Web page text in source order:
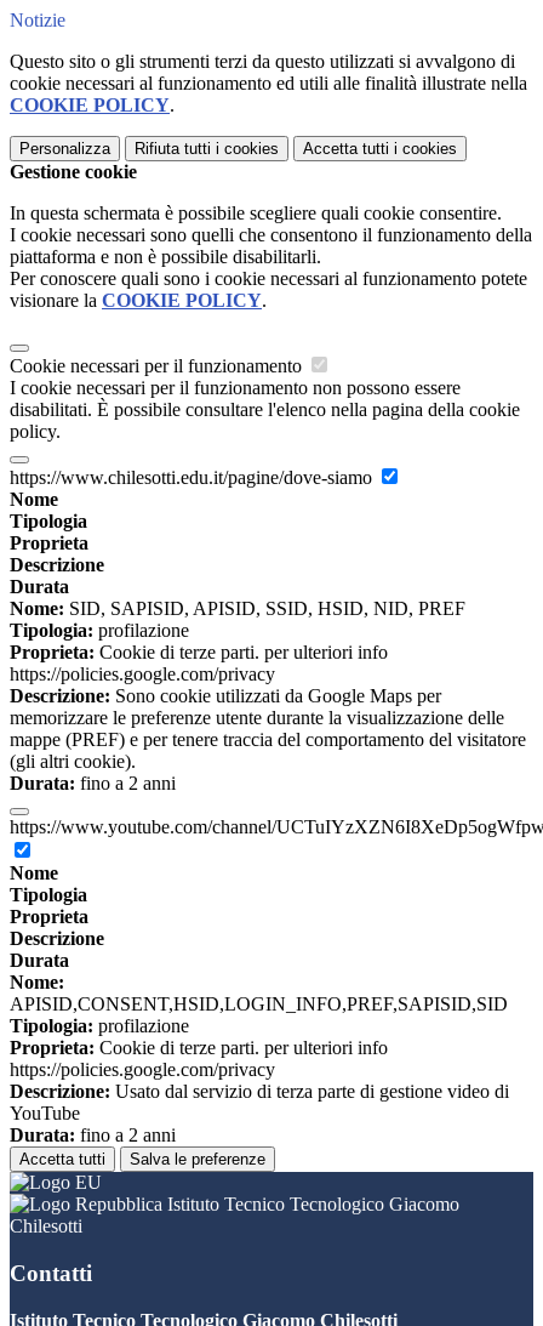
Notizie
Questo sito o gli strumenti terzi da questo utilizzati si avvalgono di
cookie necessari al funzionamento ed utili alle finalità illustrate nella
COOKIE POLICY.
Personalizza Rifiuta tutti i cookies Accetta tutti i cookies
Gestione cookie
In questa schermata è possibile scegliere quali cookie consentire.
I cookie necessari sono quelli che consentono il funzionamento della
piattaforma e non è possibile disabilitarli.
Per conoscere quali sono i cookie necessari al funzionamento potete
visionare la COOKIE POLICY.
Cookie necessari per il funzionamento
I cookie necessari per il funzionamento non possono essere
disabilitati. È possibile consultare l'elenco nella pagina della cookie
policy.
https://www.chilesotti.edu.it/pagine/dove-siamo
Nome
Tipologia
Proprieta
Descrizione
Durata
Nome: SID, SAPISID, APISID, SSID, HSID, NID, PREF
Tipologia: profilazione
Proprieta: Cookie di terze parti. per ulteriori info
https://policies.google.com/privacy
Descrizione: Sono cookie utilizzati da Google Maps per
memorizzare le preferenze utente durante la visualizzazione delle
mappe (PREF) e per tenere traccia del comportamento del visitatore
(gli altri cookie).
Durata: fino a 2 anni
https://www.youtube.com/channel/
Nome
Tipologia
Proprieta
Descrizione
Durata
Nome:
APISID,CONSENT,HSID,LOGIN_INFO,PREF,SAPISID,SID
Tipologia: profilazione
Proprieta: Cookie di terze parti. per ulteriori info
https://policies.google.com/privacy
Descrizione: Usato dal servizio di terza parte di gestione video di
YouTube
Durata: fino a 2 anni
Accetta tutti Salva le preferenze
Istituto Tecnico Tecnologico Giacomo
Chilesotti
Contatti
Istituto Tecnico Tecnologico Giacomo Chilesotti